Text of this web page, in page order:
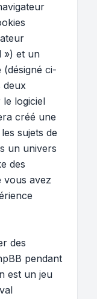
») et un
(désigné ci-
deux
le logiciel
créé une
sujets de
un univers
des
vous avez
des
pendant
est un jeu